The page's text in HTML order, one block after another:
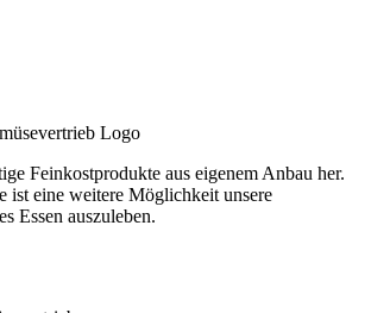
Feinkostprodukte aus eigenem Anbau her.
ist eine weitere Möglichkeit unsere
Essen auszuleben.